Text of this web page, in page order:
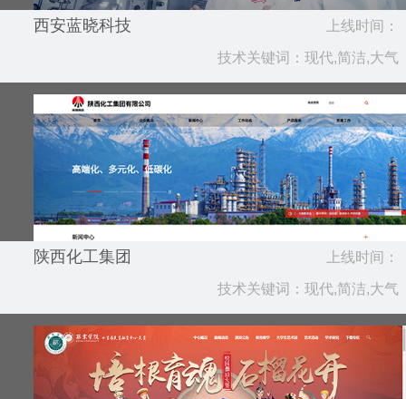
西安蓝晓科技 上线时间：
2025.02
技术关键词：现代,简洁,大气
陕西化工集团 上线时间：
2025.02
技术关键词：现代,简洁,大气